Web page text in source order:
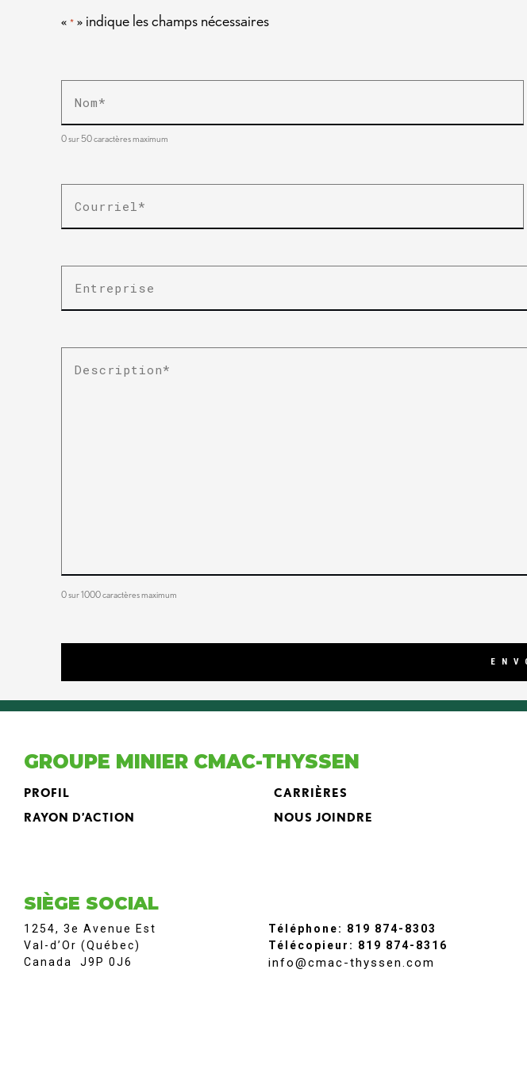
« * » indique les champs nécessaires
0 sur 50 caractères maximum
mail
*
0 sur 1000 caractères maximum
GROUPE MINIER CMAC-THYSSEN
PROFIL
RAYON D’ACTION
CARRIÈRES
NOUS JOINDRE
SIÈGE SOCIAL
1254, 3e Avenue Est
Val-d’Or (Québec)
Canada J9P 0J6
Téléphone: 819 874-8303
Télécopieur: 819 874-8316
info@cmac-thyssen.com